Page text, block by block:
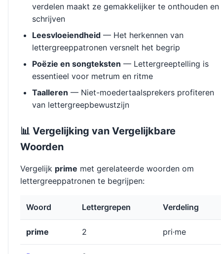
verdelen maakt ze gemakkelijker te onthouden en
schrijven
Leesvloeiendheid — Het herkennen van
lettergreeppatronen versnelt het begrip
Poëzie en songteksten — Lettergreeptelling is
essentieel voor metrum en ritme
Taalleren — Niet-moedertaalsprekers profiteren
van lettergreepbewustzijn
📊 Vergelijking van Vergelijkbare
Woorden
Vergelijk prime met gerelateerde woorden om
lettergreeppatronen te begrijpen:
Woord Lettergrepen Verdeling
prime 2 pri·me